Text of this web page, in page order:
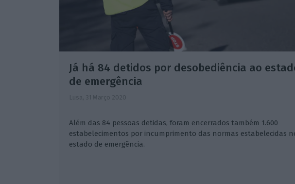
Já há 84 detidos por desobediência ao
de emergência
Lusa, 31 Março 2020
Além das 84 pessoas detidas, foram encerrados também 1.600
estabelecimentos por incumprimento das normas estabelecidas
estado de emergência.